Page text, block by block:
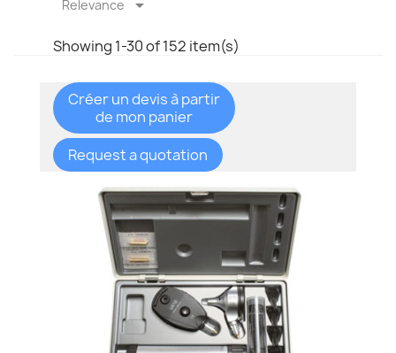
Relevance 
Showing 1-30 of 152 item(s)
Créer un devis à partir
de mon panier
Request a quotation